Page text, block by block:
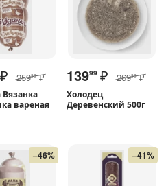
₽ 25999 ₽
Вязанка
вареная
13999 ₽ 26999 ₽
Холодец
Деревенский 500г
–46% –41%